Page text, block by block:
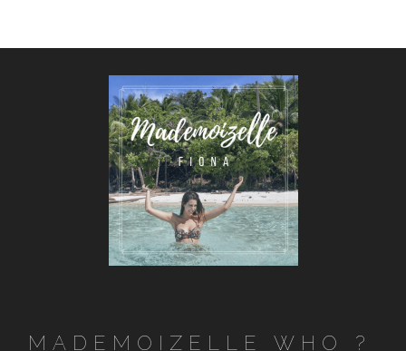
MADEMOIZELLE WHO ?